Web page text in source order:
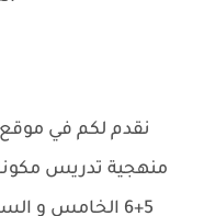
نقدم لكم في
منهجية تدريس
5+6 الخامس و